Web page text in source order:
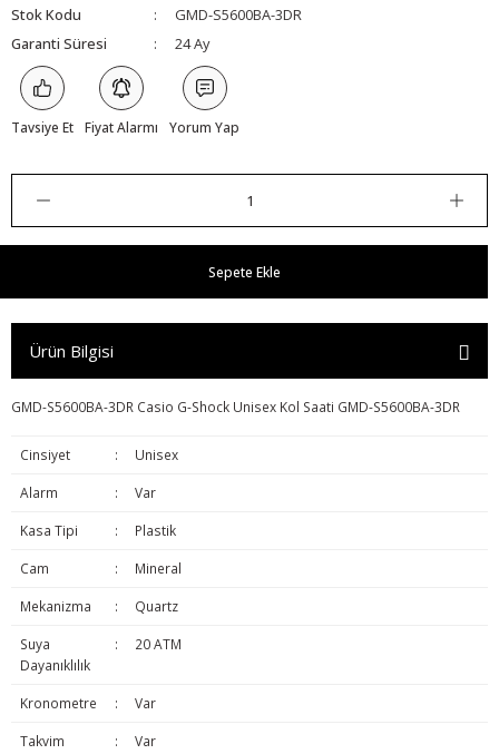
Stok Kodu
GMD-S5600BA-3DR
Garanti Süresi
24 Ay
Tavsiye Et Fiyat Alarmı Yorum Yap
Sepete Ekle
Ürün Bilgisi
GMD-S5600BA-3DR Casio G-Shock Unisex Kol Saati GMD-S5600BA-3DR
Cinsiyet : Unisex
Alarm : Var
Kasa Tipi : Plastik
Cam : Mineral
Mekanizma : Quartz
Suya
Dayanıklılık
: 20 ATM
Kronometre : Var
Takvim : Var